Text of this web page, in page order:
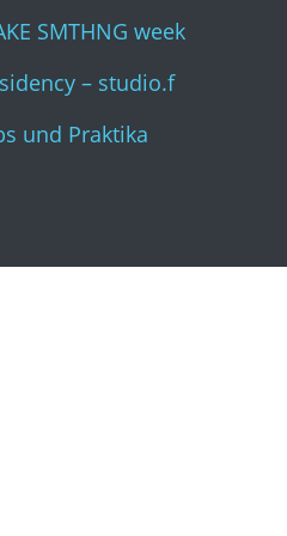
SMTHNG week
– studio.f
und Praktika